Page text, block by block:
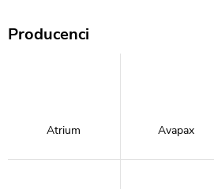
Producenci
Atrium Avapax